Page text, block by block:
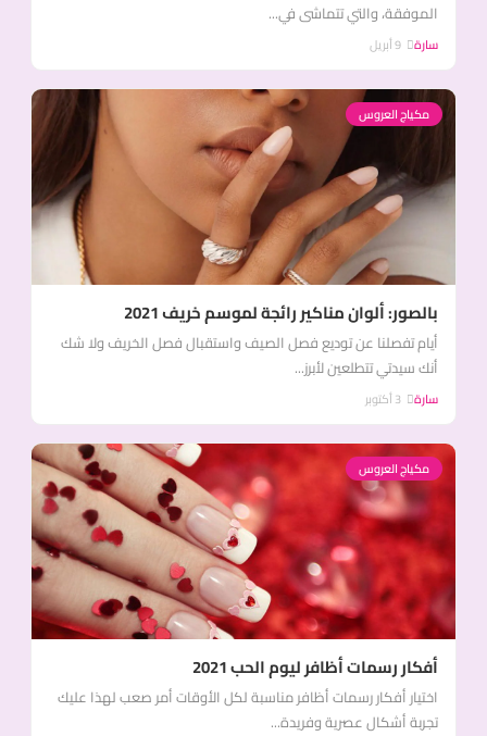
الموفقة، والتي تتماشى في...
سارة
مكياج العروس
بالصور: ألوان مناكير رائجة لموسم خريف 2021
أيام تفصلنا عن توديع فصل الصيف واستقبال فصل الخريف ولا شك
أنك سيدتي تتطلعين لأبرز...
سارة
مكياج العروس
أفكار رسمات أظافر ليوم الحب 2021
اختيار أفكار رسمات أظافر مناسبة لكل الأوقات أمر صعب لهذا عليك
تجربة أشكال عصرية وفريدة...